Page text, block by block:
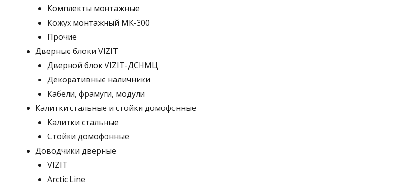
Комплекты монтажные
Кожух монтажный МК-300
Прочие
Дверные блоки VIZIT
Дверной блок VIZIT-ДСНМЦ
Декоративные наличники
Кабели, фрамуги, модули
Калитки стальные и стойки домофонные
Калитки стальные
Стойки домофонные
Доводчики дверные
VIZIT
Arctic Line